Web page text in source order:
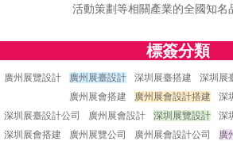
活動策劃等相關產業的全國知名
標簽分類
廣州展覽設計 廣州展臺設計 深圳展臺搭建 深圳展
廣州展會搭建
廣州展會設計搭建
深
深圳展臺設計公司
廣州展會設計 深圳展覽設計
深
深圳展會搭建
廣州展覽公司 廣州展會設計公司
廣